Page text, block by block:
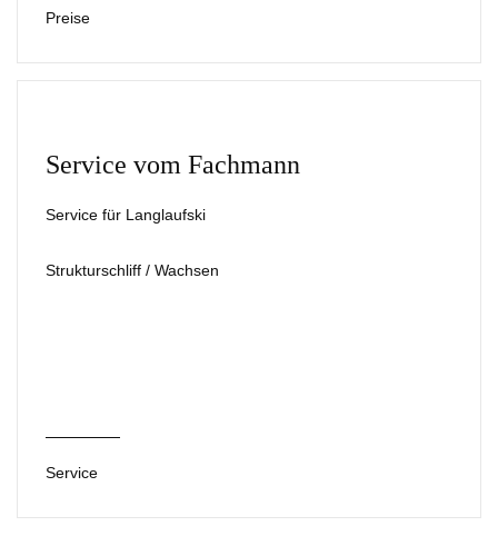
Preise
Service vom Fachmann
Service für Langlaufski
Strukturschliff / Wachsen
Service